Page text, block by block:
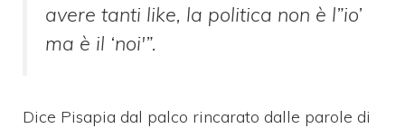
avere tanti like, la politica non è l”io’
ma è il ‘noi'”.
Dice Pisapia dal palco rincarato dalle parole di